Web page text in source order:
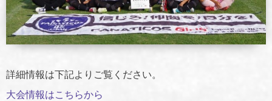
詳細情報は下記よりご覧ください。
大会情報はこちらから